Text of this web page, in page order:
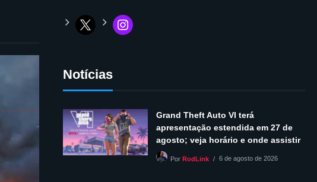
Notícias
Grand Theft Auto VI terá
apresentação estendida em 27 de
agosto; veja horário e onde assistir
PorRodLink 6 de agosto de 2026